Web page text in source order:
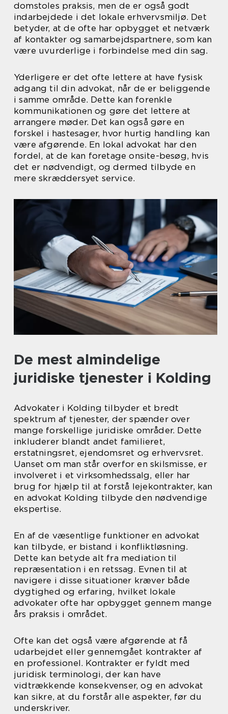
domstoles praksis, men de er også godt
indarbejdede i det lokale erhvervsmiljø. Det
betyder, at de ofte har opbygget et netværk
af kontakter og samarbejdspartnere, som kan
være uvurderlige i forbindelse med din sag.
Yderligere er det ofte lettere at have fysisk
adgang til din advokat, når de er beliggende
i samme område. Dette kan forenkle
kommunikationen og gøre det lettere at
arrangere møder. Det kan også gøre en
forskel i hastesager, hvor hurtig handling kan
være afgørende. En lokal advokat har den
fordel, at de kan foretage onsite-besøg, hvis
det er nødvendigt, og dermed tilbyde en
mere skræddersyet service.
De mest almindelige
juridiske tjenester i Kolding
Advokater i Kolding tilbyder et bredt
spektrum af tjenester, der spænder over
mange forskellige juridiske områder. Dette
inkluderer blandt andet familieret,
erstatningsret, ejendomsret og erhvervsret.
Uanset om man står overfor en skilsmisse, er
involveret i et virksomhedssalg, eller har
brug for hjælp til at forstå lejekontrakter, kan
en advokat Kolding tilbyde den nødvendige
ekspertise.
En af de væsentlige funktioner en advokat
kan tilbyde, er bistand i konfliktløsning.
Dette kan betyde alt fra mediation til
repræsentation i en retssag. Evnen til at
navigere i disse situationer kræver både
dygtighed og erfaring, hvilket lokale
advokater ofte har opbygget gennem mange
års praksis i området.
Ofte kan det også være afgørende at få
udarbejdet eller gennemgået kontrakter af
en professionel. Kontrakter er fyldt med
juridisk terminologi, der kan have
vidtrækkende konsekvenser, og en advokat
kan sikre, at du forstår alle aspekter, før du
underskriver.